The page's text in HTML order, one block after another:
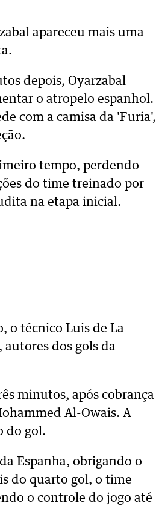
apareceu mais uma
depois, Oyarzabal
o atropelo espanhol.
com a camisa da 'Furia',
tempo, perdendo
do time treinado por
na etapa inicial.
o técnico Luis de La
dos gols da
minutos, após cobrança
Al-Owais. A
do gol.
Espanha, obrigando o
do quarto gol, o time
o controle do jogo até